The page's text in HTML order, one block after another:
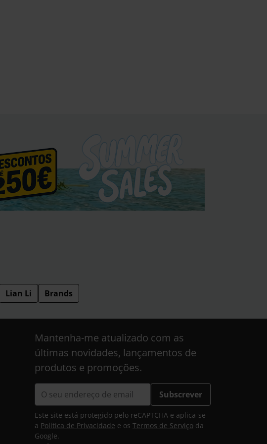
Lian Li Brands
Mantenha-me atualizado com as
últimas novidades, lançamentos de
produtos e promoções.
Subscrever
Este site está protegido pelo reCAPTCHA e aplica-se
a Política de Privacidade e os Termos de Serviço da
Google.